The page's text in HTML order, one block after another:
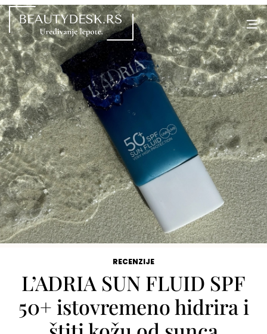
RECENZIJE
L’ADRIA SUN FLUID SPF
50+ istovremeno hidrira i